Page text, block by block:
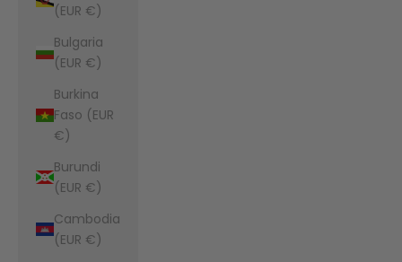
(EUR €)
Bulgaria
(EUR €)
Burkina
Faso (EUR
€)
Burundi
(EUR €)
Cambodia
(EUR €)